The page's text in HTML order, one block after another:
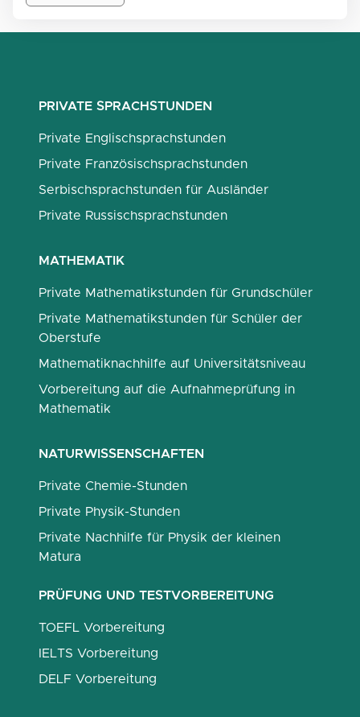
PRIVATE SPRACHSTUNDEN
Private Englischsprachstunden
Private Französischsprachstunden
Serbischsprachstunden für Ausländer
Private Russischsprachstunden
MATHEMATIK
Private Mathematikstunden für Grundschüler
Private Mathematikstunden für Schüler der
Oberstufe
Mathematiknachhilfe auf Universitätsniveau
Vorbereitung auf die Aufnahmeprüfung in
Mathematik
NATURWISSENSCHAFTEN
Private Chemie-Stunden
Private Physik-Stunden
Private Nachhilfe für Physik der kleinen
Matura
PRÜFUNG UND TESTVORBEREITUNG
TOEFL Vorbereitung
IELTS Vorbereitung
DELF Vorbereitung